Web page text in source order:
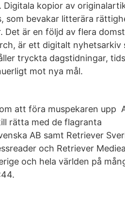
kopior av
som bevakar litterära
Det är en följd av flera
är ett digitalt nyhetsarkiv
tryckta dagstidningar,
mot nya mål.
att föra muspekaren upp
rätta med de flagranta
AB samt Retriever
och Retriever
och hela världen på